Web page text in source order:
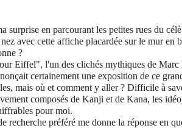
surprise en parcourant les petites rues du
avec cette affiche placardée sur le mur en
?
Eiffel", l'un des clichés mythiques de Marc
certainement une exposition de ce
mais où et comment y aller ? Difficile à
composés de Kanji et de Kana, les
pour moi.
recherche préféré me donne la réponse en